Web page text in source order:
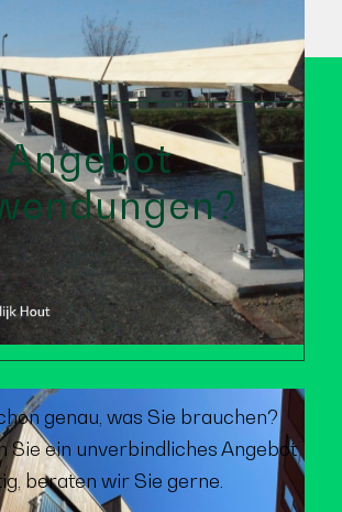
Angebot
genau, was Sie brauchen?
Sie ein unverbindliches Angebot
beraten wir Sie gerne.